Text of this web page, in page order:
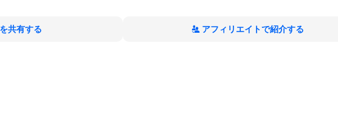
共有する アフィリエイトで紹介する